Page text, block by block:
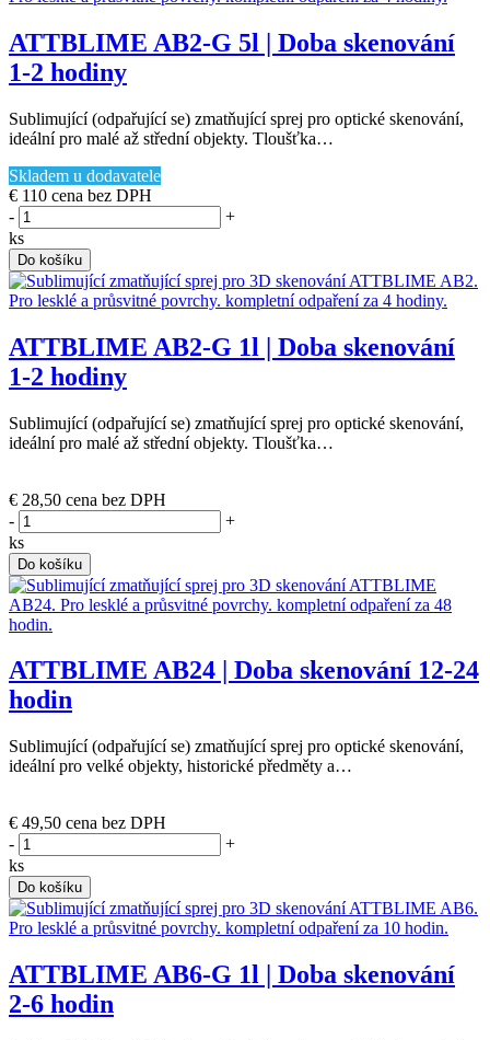
ATTBLIME AB2-G 5l | Doba skenování
1-2 hodiny
Sublimující (odpařující se) zmatňující sprej pro optické skenování,
ideální pro malé až střední objekty. Tloušťka…
Skladem u dodavatele
€ 110 cena bez DPH
-
+
ks
Do košíku
ATTBLIME AB2-G 1l | Doba skenování
1-2 hodiny
Sublimující (odpařující se) zmatňující sprej pro optické skenování,
ideální pro malé až střední objekty. Tloušťka…
€ 28,50 cena bez DPH
-
+
ks
Do košíku
ATTBLIME AB24 | Doba skenování 12-24
hodin
Sublimující (odpařující se) zmatňující sprej pro optické skenování,
ideální pro velké objekty, historické předměty a…
€ 49,50 cena bez DPH
-
+
ks
Do košíku
ATTBLIME AB6-G 1l | Doba skenování
2-6 hodin